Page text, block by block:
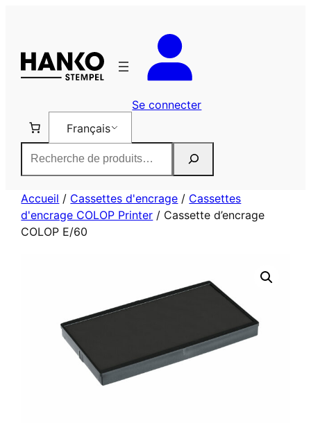
Se connecter
Français
Accueil / Cassettes d'encrage / Cassettes
d'encrage COLOP Printer / Cassette d’encrage
COLOP E/60